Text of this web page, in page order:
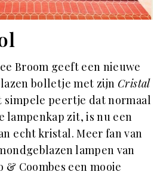
Broom geeft een nieuwe
bolletje met zijn Cristal
simpele peertje dat normaal
lampenkap zit, is nu een
echt kristal. Meer fan van
lampen van
Coombes een mooie